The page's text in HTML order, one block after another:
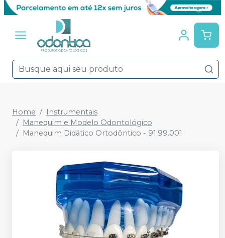
Home
Instrumentais
Manequim e Modelo Odontológico
Manequim Didático Ortodôntico - 91.99.001